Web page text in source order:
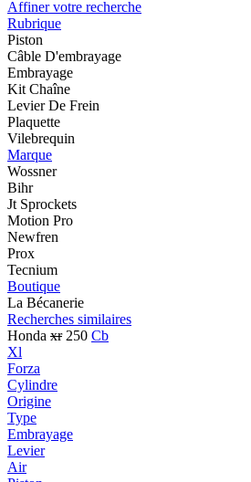
Affiner votre recherche
Rubrique
Piston
Câble D'embrayage
Embrayage
Kit Chaîne
Levier De Frein
Plaquette
Vilebrequin
Marque
Wossner
Bihr
Jt Sprockets
Motion Pro
Newfren
Prox
Tecnium
Boutique
La Bécanerie
Recherches similaires
Honda xr250 Cb
Xl
Forza
Cylindre
Origine
Type
Embrayage
Levier
Air